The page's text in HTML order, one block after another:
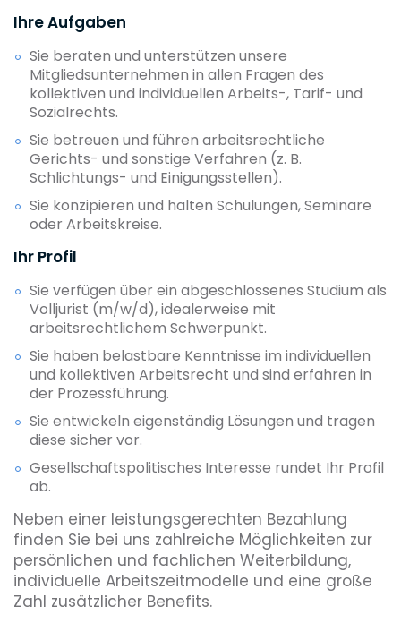
Ihre Aufgaben
Sie beraten und unterstützen unsere
Mitgliedsunternehmen in allen Fragen des
kollektiven und individuellen Arbeits-, Tarif- und
Sozialrechts.
Sie betreuen und führen arbeitsrechtliche
Gerichts- und sonstige Verfahren (z. B.
Schlichtungs- und Einigungsstellen).
Sie konzipieren und halten Schulungen, Seminare
oder Arbeitskreise.
Ihr Profil
Sie verfügen über ein abgeschlossenes Studium als
Volljurist (m/w/d), idealerweise mit
arbeitsrechtlichem Schwerpunkt.
Sie haben belastbare Kenntnisse im individuellen
und kollektiven Arbeitsrecht und sind erfahren in
der Prozessführung.
Sie entwickeln eigenständig Lösungen und tragen
diese sicher vor.
Gesellschaftspolitisches Interesse rundet Ihr Profil
ab.
Neben einer leistungsgerechten Bezahlung
finden Sie bei uns zahlreiche Möglichkeiten zur
persönlichen und fachlichen Weiterbildung,
individuelle Arbeitszeitmodelle und eine große
Zahl zusätzlicher Benefits.